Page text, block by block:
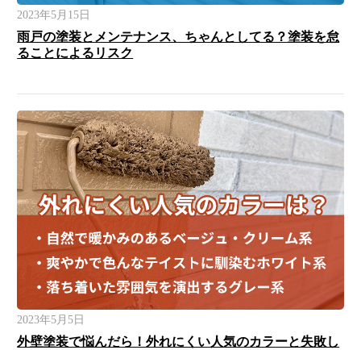
2023年5月15日
雨戸の塗装とメンテナンス、ちゃんとしてる？塗装を怠
ることによるリスク
2023年5月5日
外壁塗装で悩んだら！外れにくい人気のカラーと失敗し